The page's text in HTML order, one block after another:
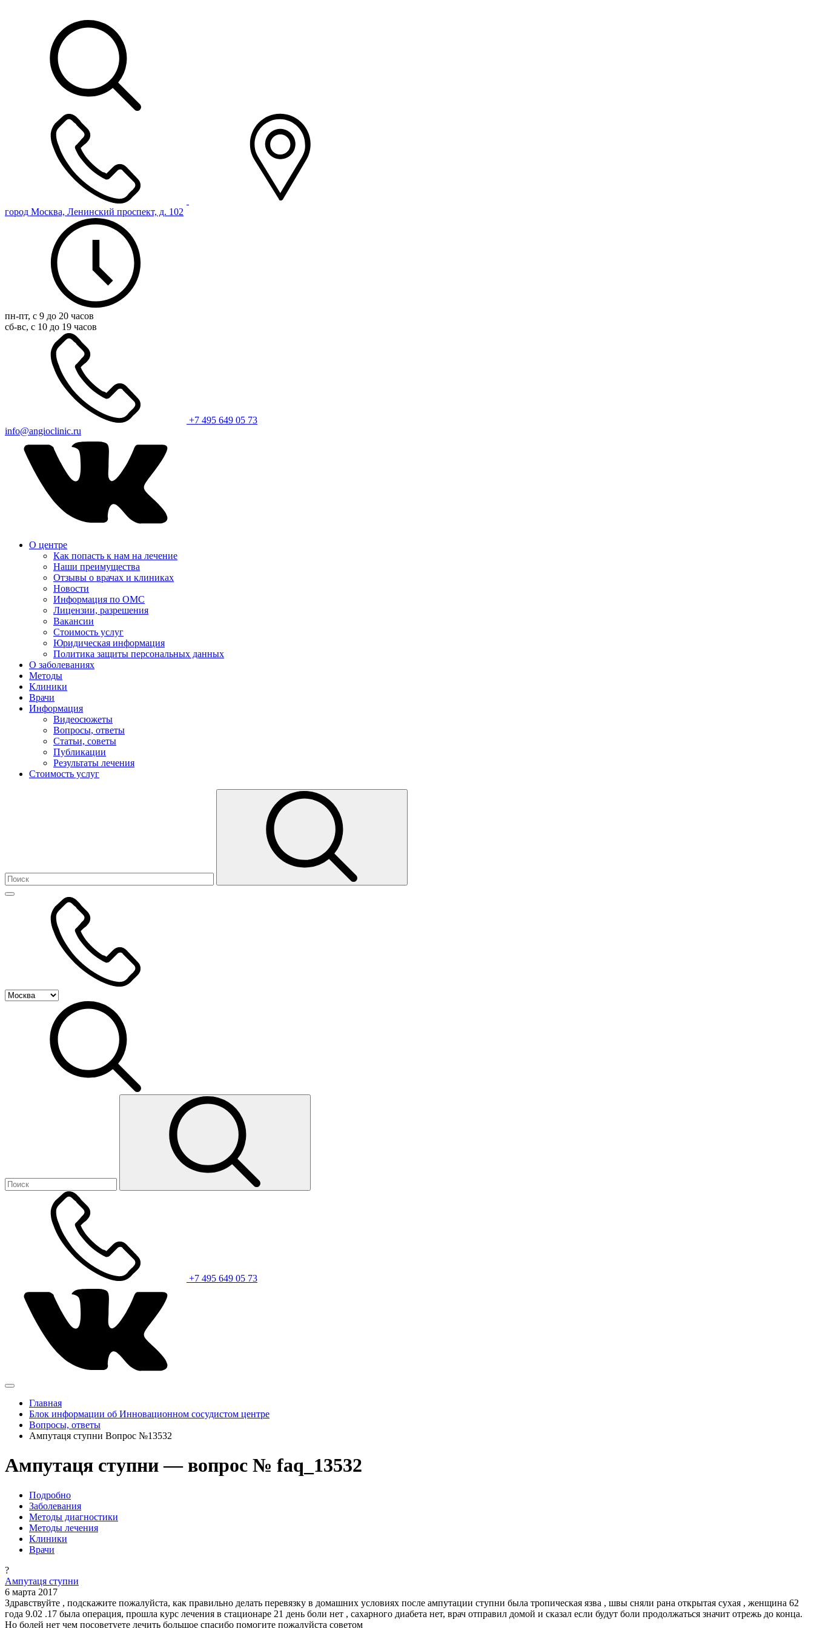
город Москва, Ленинский проспект, д. 102
пн-пт, с 9 до 20 часов
сб-вс, с 10 до 19 часов
+7 495 649 05 73
info@angioclinic.ru
О центре
Как попасть к нам на лечение
Наши преимущества
Отзывы о врачах и клиниках
Новости
Информация по ОМС
Лицензии, разрешения
Вакансии
Стоимость услуг
Юридическая информация
Политика защиты персональных данных
О заболеваниях
Методы
Клиники
Врачи
Информация
Видеосюжеты
Вопросы, ответы
Статьи, советы
Публикации
Результаты лечения
Стоимость услуг
+7 495 649 05 73
Главная
Блок информации об Инновационном сосудистом центре
Вопросы, ответы
Ампутаця ступни Вопрос №13532
Ампутаця ступни — вопрос № faq_13532
Подробно
Заболевания
Методы диагностики
Методы лечения
Клиники
Врачи
?
Ампутаця ступни
6 марта 2017
Здравствуйте , подскажите пожалуйста, как правильно делать перевязку в домашних условиях после ампутации ступни была тропическая язва , швы сняли рана открытая сухая , женщина 62
года 9.02 .17 была операция, прошла курс лечения в стационаре 21 день боли нет , сахарного диабета нет, врач отправил домой и сказал если будут боли продолжаться значит отрежь до конца.
Но болей нет чем посоветуете лечить большое спасибо помогите пожалуйста советом